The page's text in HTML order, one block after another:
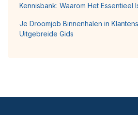
Kennisbank: Waarom Het Essentieel
Je Droomjob Binnenhalen in
Uitgebreide Gids